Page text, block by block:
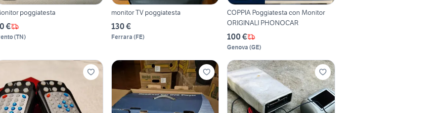
poggiatesta
€
(TN)
monitor TV poggiatesta
130 €
Ferrara (FE)
COPPIA Poggiatesta con Monitor
ORIGINALI PHONOCAR
100 €
Genova (GE)